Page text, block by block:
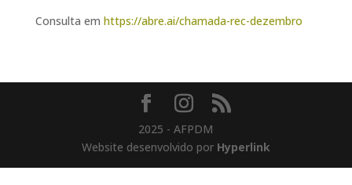
Consulta em https://abre.ai/chamada-rec-dezembro
2025 - AFPDM
Website desenvolvido por Hyperlink